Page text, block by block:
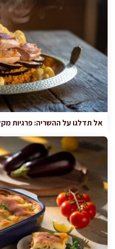
אל תדלגו על ההשריה: פרגיות